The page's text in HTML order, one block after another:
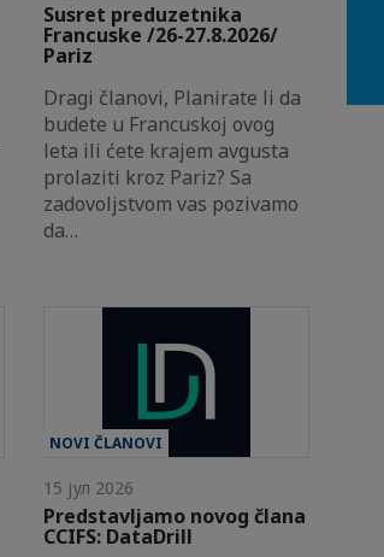
Susret preduzetnika
Francuske /26-27.8.2026/
Pariz
Dragi članovi, Planirate li da
budete u Francuskoj ovog
leta ili ćete krajem avgusta
prolaziti kroz Pariz? Sa
zadovoljstvom vas pozivamo
da…
NOVI ČLANOVI
15 јул 2026
Predstavljamo novog člana
CCIFS: DataDrill